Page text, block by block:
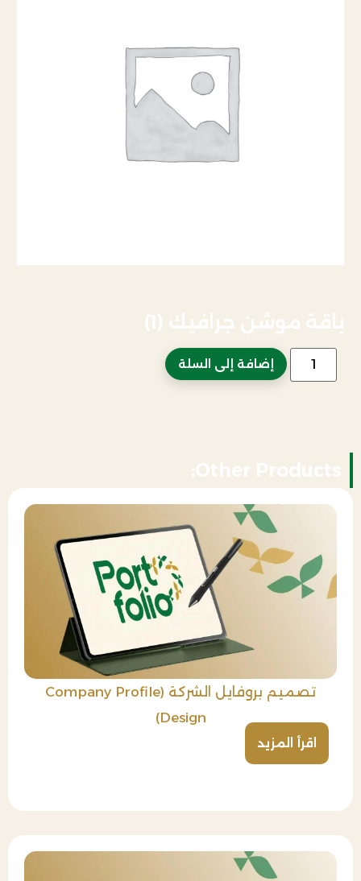
باقة موشن جرافيك (1)
إضافة إلى السلة
Other Products:
تصميم بروفايل الشركة (Company Profile
Design)
اقرأ المزيد